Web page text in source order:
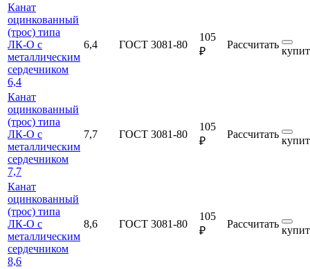
Канат
оцинкованный
(трос) типа
ЛК-О с
металлическим
сердечником
6,4
6,4 ГОСТ 3081-80
105
₽
Рассчитать
Канат
оцинкованный
(трос) типа
ЛК-О с
металлическим
сердечником
7,7
7,7 ГОСТ 3081-80
105
₽
Рассчитать
Канат
оцинкованный
(трос) типа
ЛК-О с
металлическим
сердечником
8,6
8,6 ГОСТ 3081-80
105
₽
Рассчитать